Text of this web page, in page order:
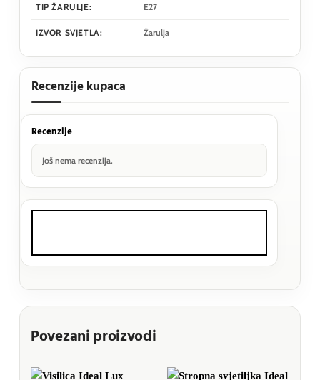
TIP ŽARULJE: E27
IZVOR SVJETLA: Žarulja
Recenzije kupaca
Recenzije
Još nema recenzija.
Povezani proizvodi